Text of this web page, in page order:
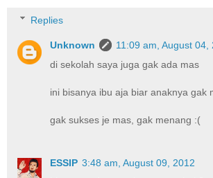
Replies
Unknown
11:09 am, August 04,
di sekolah saya juga gak ada mas
ini bisanya ibu aja biar anaknya gak
gak sukses je mas, gak menang :(
ESSIP 3:48 am, August 09, 2012